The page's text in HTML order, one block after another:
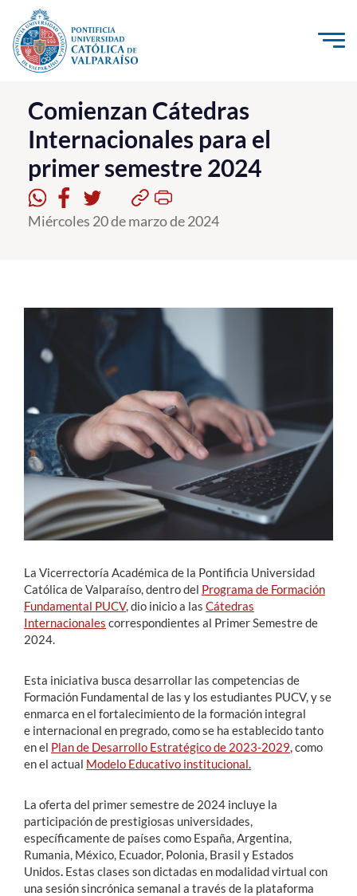
Click acá para ir directamente al contenido
La Universidad
Investigación, Creación e Innovación
PUCV Internacional
Vinculación con el Medio
Postgrado
Formación Continua
Académicos
Funcionarios
Comienzan Cátedras
Internacionales para el
primer semestre 2024
Miércoles 20 de marzo de 2024
La Vicerrectoría Académica de la Pontificia Universidad
Católica de Valparaíso, dentro del Programa de Formación
Fundamental PUCV, dio inicio a las Cátedras
Internacionales correspondientes al Primer Semestre de
2024.
Esta iniciativa busca desarrollar las competencias de
Formación Fundamental de las y los estudiantes PUCV, y se
enmarca en el fortalecimiento de la formación integral
e internacional en pregrado, como se ha establecido tanto
en el Plan de Desarrollo Estratégico de 2023-2029 , como
en el actual Modelo Educativo institucional.
La oferta del primer semestre de 2024 incluye la
participación de prestigiosas universidades,
específicamente de países como España, Argentina,
Rumania, México, Ecuador, Polonia, Brasil y Estados
Unidos Estas clases son dictadas en modalidad virtual con
una sesión sincrónica semanal a través de la plataforma